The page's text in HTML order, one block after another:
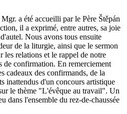
a été accueilli par le Père Štěpán
il a exprimé, entre autres, sa joie
Nous avons tous ensuite
de la liturgie, ainsi que le sermon
relations et le rappel de notre
de confirmation. En remerciement
cadeaux des confirmands, de la
inattendus d'un concours artistique
le thème "L'évêque au travail". Un
dans l'ensemble du rez-de-chaussée